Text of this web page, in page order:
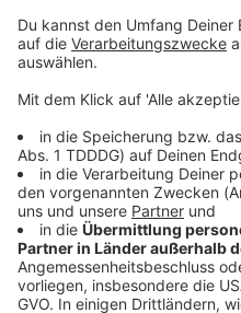
Die Toten Hosen: 10 Fakten
Helden
Vom Ratinger Hof in
Bühnen der Welt: Die
der erfolgreichsten Punk-
ihrem 40-jährigen
von Campino und Co. mit
Durchklicken!
DAS KÖNNTE DICH AUCH